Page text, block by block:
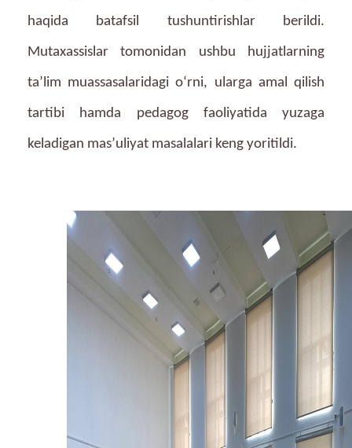
haqida batafsil tushuntirishlar berildi.
Mutaxassislar tomonidan ushbu hujjatlarning
ta’lim muassasalaridagi o‘rni, ularga amal qilish
tartibi hamda pedagog faoliyatida yuzaga
keladigan mas’uliyat masalalari keng yoritildi.